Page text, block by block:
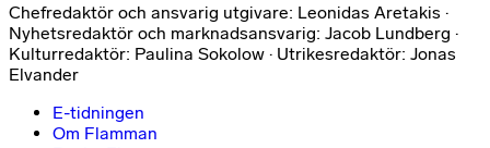
Chefredaktör och ansvarig utgivare: Leonidas Aretakis ·
Nyhetsredaktör och marknadsansvarig: Jacob Lundberg ·
Kulturredaktör: Paulina Sokolow · Utrikesredaktör: Jonas
Elvander
E-tidningen
Om Flamman